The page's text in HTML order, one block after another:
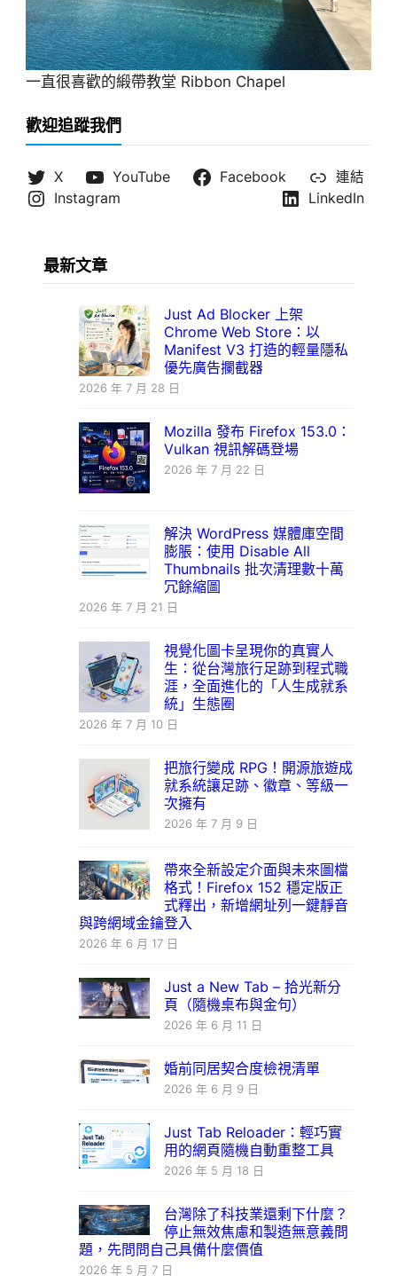
一直很喜歡的緞帶教堂 Ribbon Chapel
歡迎追蹤我們
X YouTube Facebook
連結
Instagram
LinkedIn
最新文章
Just Ad Blocker 上架
Chrome Web Store：以
Manifest V3 打造的輕量隱私
優先廣告攔截器
2026 年 7 月 28 日
Mozilla 發布 Firefox 153.0：
Vulkan 視訊解碼登場
2026 年 7 月 22 日
解決 WordPress 媒體庫空間
膨脹：使用 Disable All
Thumbnails 批次清理數十萬
冗餘縮圖
2026 年 7 月 21 日
視覺化圖卡呈現你的真實人
生：從台灣旅行足跡到程式職
涯，全面進化的「人生成就系
統」生態圈
2026 年 7 月 10 日
把旅行變成 RPG！開源旅遊成
就系統讓足跡、徽章、等級一
次擁有
2026 年 7 月 9 日
帶來全新設定介面與未來圖檔
格式！Firefox 152 穩定版正
式釋出，新增網址列一鍵靜音
與跨網域金鑰登入
2026 年 6 月 17 日
Just a New Tab – 拾光新分
頁（隨機桌布與金句）
2026 年 6 月 11 日
婚前同居契合度檢視清單
2026 年 6 月 9 日
Just Tab Reloader：輕巧實
用的網頁隨機自動重整工具
2026 年 5 月 18 日
台灣除了科技業還剩下什麼？
停止無效焦慮和製造無意義問
題，先問問自己具備什麼價值
2026 年 5 月 7 日